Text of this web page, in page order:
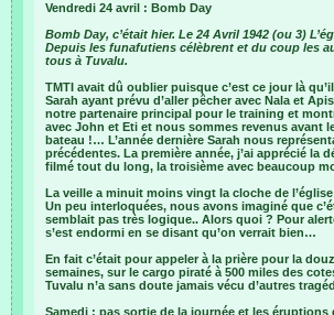
Vendredi 24 avril : Bomb Day
Bomb Day, c’était hier. Le 24 Avril 1942 (ou 3)
Depuis les funafutiens célèbrent et du coup les
tous à Tuvalu.
TMTI avait dû oublier puisque c’est ce jour là
Sarah ayant prévu d’aller pêcher avec Nala et
notre partenaire principal pour le training et
avec John et Eti et nous sommes revenus avant
bateau !… L’année dernière Sarah nous
précédentes. La première année, j’ai apprécié la
filmé tout du long, la troisième avec beaucoup
La veille a minuit moins vingt la cloche de
Un peu interloquées, nous avons imaginé que
semblait pas très logique.. Alors quoi ? Pour
s’est endormi en se disant qu’on verrait bien…
En fait c’était pour appeler à la prière pour la
semaines, sur le cargo piraté à 500 miles des
Tuvalu n’a sans doute jamais vécu d’autres
Samedi : pas sortie de la journée et les